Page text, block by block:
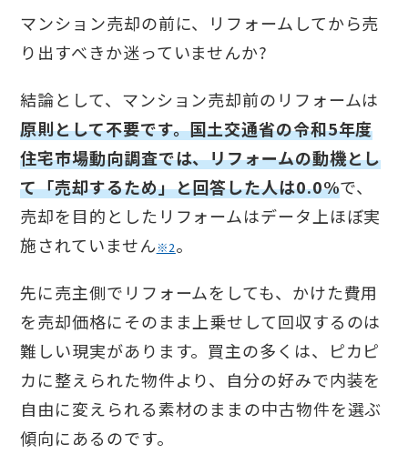
マンション売却の前に、リフォームしてから売
り出すべきか迷っていませんか?
結論として、マンション売却前のリフォームは
原則として不要です。国土交通省の令和5年度
住宅市場動向調査では、リフォームの動機とし
て「売却するため」と回答した人は0.0%で、
売却を目的としたリフォームはデータ上ほぼ実
施されていません※2。
先に売主側でリフォームをしても、かけた費用
を売却価格にそのまま上乗せして回収するのは
難しい現実があります。買主の多くは、ピカピ
カに整えられた物件より、自分の好みで内装を
自由に変えられる素材のままの中古物件を選ぶ
傾向にあるのです。